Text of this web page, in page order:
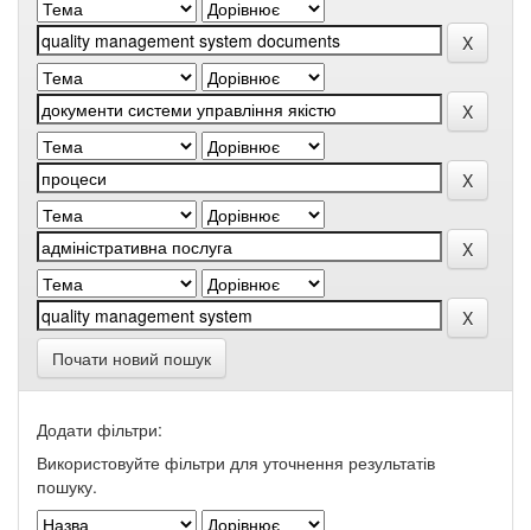
Почати новий пошук
Додати фільтри:
Використовуйте фільтри для уточнення результатів
пошуку.